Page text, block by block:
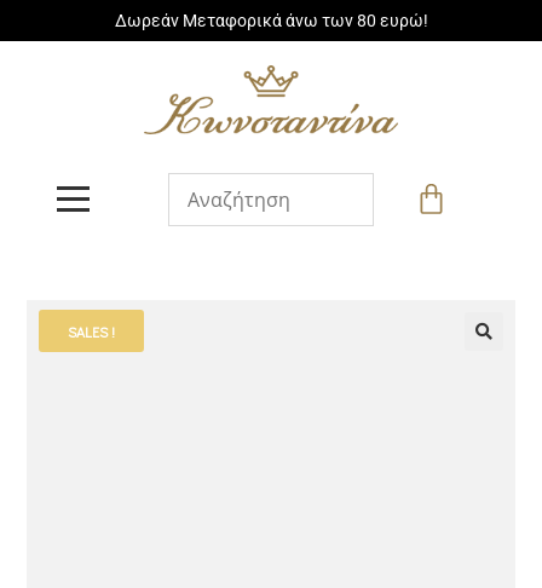
Δωρεάν Μεταφορικά άνω των 80 ευρώ!
SALES !